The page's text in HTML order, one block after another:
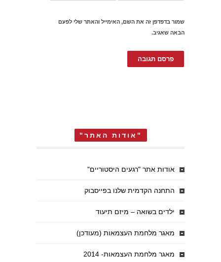
שמור בדפדפן זה את השם, האימייל והאתר שלי לפעם
הבאה שאגיב.
"אודות האתר"
אודות אתר "רגעים היסטוריים"
התחנה הקדמית שלנו בפייסבוק
ילדים בשואה – מיזם תיעוד
מאגר מלחמת העצמאות (מעודכן)
מאגר מלחמת העצמאות- 2014